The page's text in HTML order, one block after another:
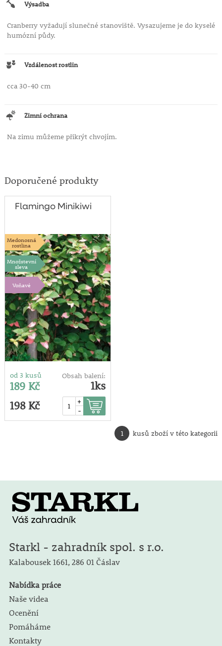
Výsadba
Cranberry vyžadují slunečné stanoviště. Vysazujeme je do kyselé
humózní půdy.
Vzdálenost rostlin
cca 30-40 cm
Zimní ochrana
Na zimu můžeme přikrýt chvojím.
Doporučené produkty
Flamingo Minikiwi
Medonosná
rostlina
Množstevní
sleva
Voňavé
od 3 kusů
189 Kč
Obsah balení:
1ks
198 Kč
+
-
1 kusů zboží v této kategorii
Starkl - zahradník spol. s r.o.
Kalabousek 1661, 286 01 Čáslav
Nabídka práce
Naše videa
Ocenění
Pomáháme
Kontakty